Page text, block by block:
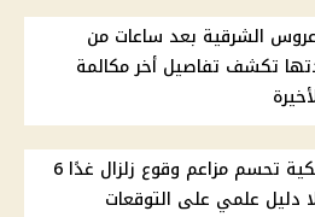
الشرقية بعد ساعات من
تكشف تفاصيل أخر مكالمة
البحوث الفلكية تحسم مزاعم وقوع زلزال غدًا 6
علمي على التوقعات